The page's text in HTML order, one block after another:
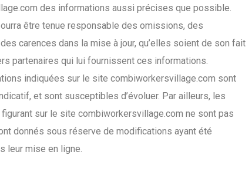
des informations aussi précises que possible.
être tenue responsable des omissions, des
carences dans la mise à jour, qu’elles soient de son fait
partenaires qui lui fournissent ces informations.
indiquées sur le site combiworkersvillage.com sont
et sont susceptibles d’évoluer. Par ailleurs, les
sur le site combiworkersvillage.com ne sont pas
donnés sous réserve de modifications ayant été
leur mise en ligne.